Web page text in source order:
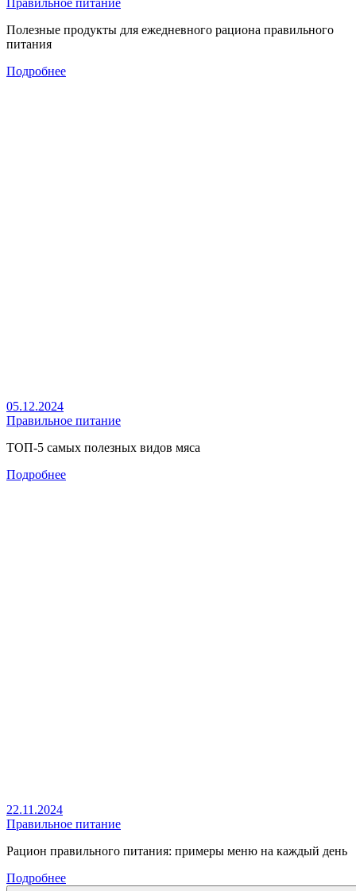
Полезные продукты для ежедневного рациона правильного
питания
Подробнее
05.12.2024
Правильное питание
ТОП-5 самых полезных видов мяса
Подробнее
22.11.2024
Правильное питание
Рацион правильного питания: примеры меню на каждый день
Подробнее